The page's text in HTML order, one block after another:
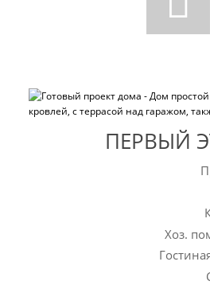
ПЕРВЫЙ
Хоз.